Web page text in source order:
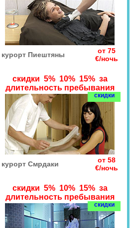
курорт Пиештяны
от 75
€/ночь
скидки 5% 10% 15% за
длительность пребывания
скидки
курорт Смрдаки
от 58
€/ночь
скидки 5% 10% 15% за
длительность пребывания
скидки